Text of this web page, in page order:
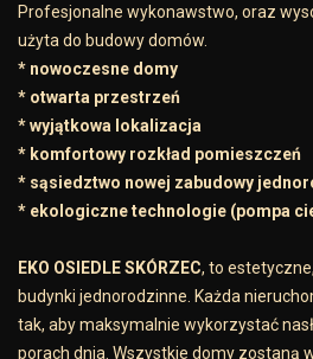
Profesjonalne wykonawstwo, oraz
użyta do budowy domów.
* nowoczesne domy
* otwarta przestrzeń
* wyjątkowa lokalizacja
* komfortowy rozkład pomieszczeń
* sąsiedztwo nowej zabudowy
* ekologiczne technologie (pompa
EKO OSIEDLE SKÓRZEC, to
budynki jednorodzinne. Każda
tak, aby maksymalnie wykorzystać
porach dnia. Wszystkie domy zostaną